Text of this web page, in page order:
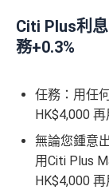
Citi Plus利
務+0.3%
任務：用任
HK$4,000
無論您鍾意
用Citi Plus
HK$4,000